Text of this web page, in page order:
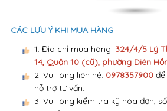
CÁC LƯU Ý KHI MUA HÀNG
1. Địa chỉ mua hàng: 324/4/5 Lý
14, Quận 10 (cũ), phường Diên
2. Vui lòng liên hệ: 0978357900để
hỗ trợ tư vấn.
3. Vui lòng kiểm tra kỹ hóa đơn,